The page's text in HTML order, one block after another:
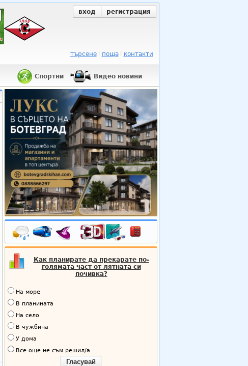
вход регистрация
търсене поща контакти
Спортни Видео новини
Как планирате да прекарате по-
голямата част от лятната си
почивка?
На море
В планината
На село
В чужбина
У дома
Все още не съм решил/а
Гласувай